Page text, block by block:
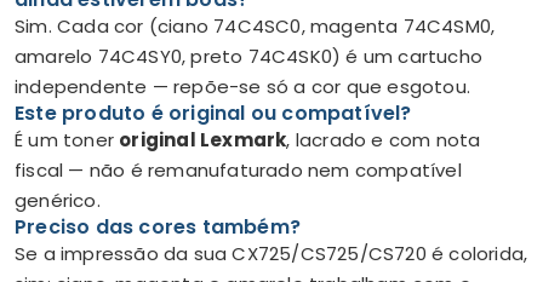
Sim. Cada cor (ciano 74C4SC0, magenta 74C4SM0,
amarelo 74C4SY0, preto 74C4SK0) é um cartucho
independente — repõe-se só a cor que esgotou.
Este produto é original ou compatível?
É um toner original Lexmark, lacrado e com nota
fiscal — não é remanufaturado nem compatível
genérico.
Preciso das cores também?
Se a impressão da sua CX725/CS725/CS720 é colorida,